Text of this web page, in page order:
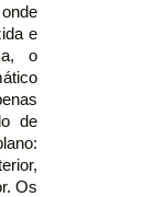
e
o
de
Os